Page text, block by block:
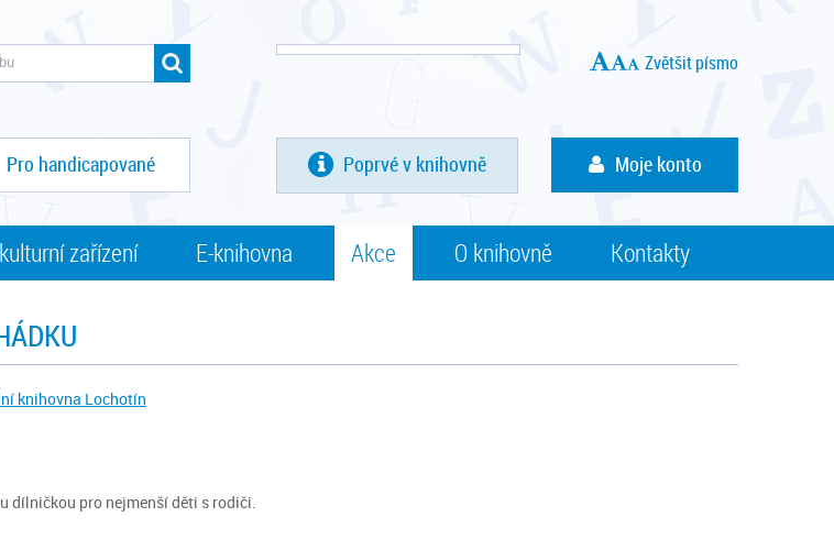
Zvětšit písmo
Pro handicapované Poprvé v knihovně Moje konto
zařízení E-knihovna Akce O knihovně Kontakty
knihovna Lochotín
dílničkou pro nejmenší děti s rodiči.